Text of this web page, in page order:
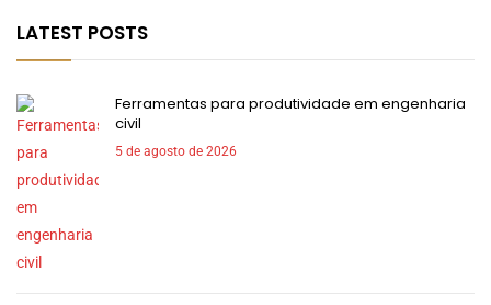
LATEST POSTS
Ferramentas para produtividade em engenharia
civil
5 de agosto de 2026